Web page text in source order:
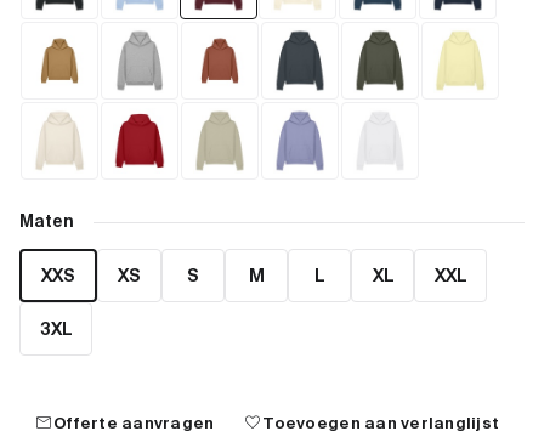
Maten
XXS XS S M L XL XXL
3XL
mailOfferte aanvragen favoriteToevoegen aan verlanglijst